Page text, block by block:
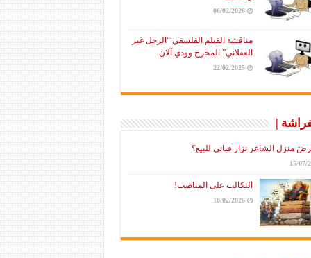
06/02/2026
مناقشة الفيلم الفلسفي “الرجل غير
العقلاني” المخرج وودي آلان
22/02/2025
|
منزل الشاعر نزار قباني للبيع؟
15/07/
التكالب على المناصب!
18/02/2026